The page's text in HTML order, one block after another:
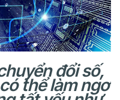
đổi số,
thể làm ngơ